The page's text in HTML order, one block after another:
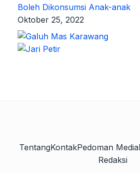
Boleh Dikonsumsi Anak-anak
Oktober 25, 2022
TentangKontakPedoman Media
Redaksi